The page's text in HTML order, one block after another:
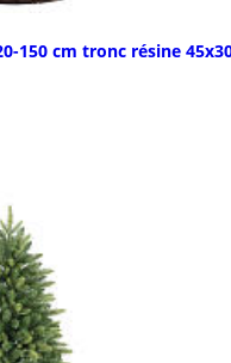
150 cm tronc résine